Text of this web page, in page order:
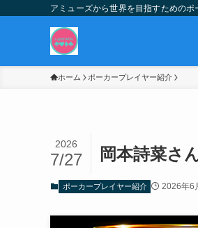
アミューズから世界を目指すためのポ
ホーム ポーカープレイヤー紹介
岡本詩菜さ
2026
7/27
ポーカープレイヤー紹介 2026年6